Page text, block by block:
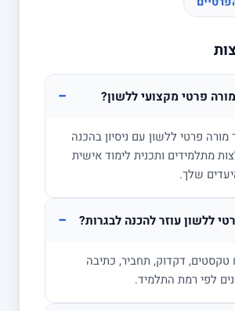
פרטי מקצועי ללשון? −
פרטי ללשון עם ניסיון בהכנה
מתלמידים ותכנית לימוד אישית
שלך.
ללשון עוזר להכנה לבגרות? −
טקסטים, דקדוק, תחביר, כתיבה
לפי רמת התלמיד.